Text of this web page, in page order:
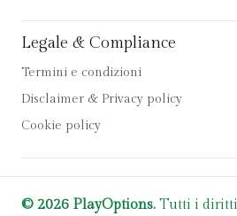
Legale & Compliance
Termini e condizioni
Disclaimer & Privacy policy
Cookie policy
© 2026 PlayOptions. Tutti i